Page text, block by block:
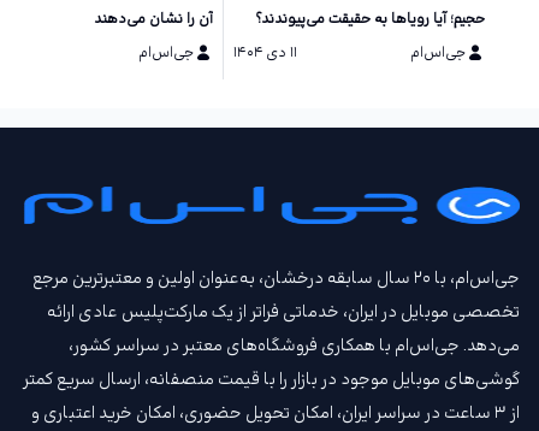
حجیم؛ آیا رویاها به حقیقت می‌پیوندند؟
جی‌اس‌ام
۱۱ دی ۱۴۰۴
آن را نشان می‌دهند
جی‌اس‌ام
جی‌اس‌ام، با ۲۰ سال سابقه درخشان، به‌عنوان اولین و معتبرترین مرجع
تخصصی موبایل در ایران، خدماتی فراتر از یک مارکت‌پلیس عادی ارائه
می‌دهد. جی‌اس‌ام با همکاری فروشگاه‌های معتبر در سراسر کشور،
گوشی‌های موبایل موجود در بازار را با قیمت‌ منصفانه، ارسال سریع کمتر
از ۳ ساعت در سراسر ایران، امکان تحویل حضوری، امکان خرید اعتباری و